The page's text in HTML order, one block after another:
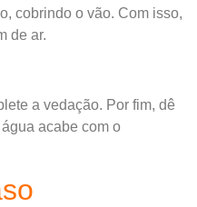
cobrindo o vão. Com isso,
de ar.
a vedação. Por fim, dê
acabe com o